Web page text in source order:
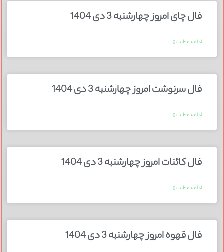
فال چای امروز چهارشنبه 3 دی 1404
ادامه مطلب »
فال سرنوشت امروز چهارشنبه 3 دی 1404
ادامه مطلب »
فال کائنات امروز چهارشنبه 3 دی 1404
ادامه مطلب »
فال قهوه امروز چهارشنبه 3 دی 1404